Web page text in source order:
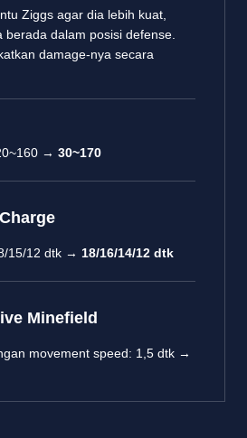
Ziggs agar dia lebih kuat,
berada dalam posisi defense.
damage-nya secara
→ 30~170
15/12 dtk → 18/16/14/12 dtk
Minefield
movement speed: 1,5 dtk →